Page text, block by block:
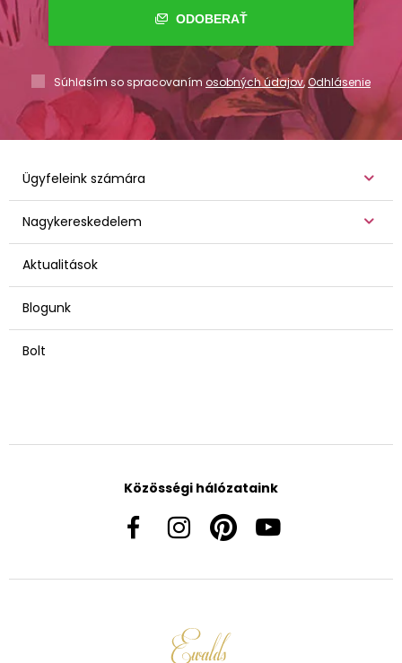
ODOBERAŤ
Súhlasím so spracovaním osobných údajov,Odhlásenie
Ügyfeleink számára
Nagykereskedelem
Aktualitások
Blogunk
Bolt
Közösségi hálózataink